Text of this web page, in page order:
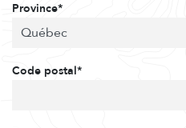
Province*
Code postal*